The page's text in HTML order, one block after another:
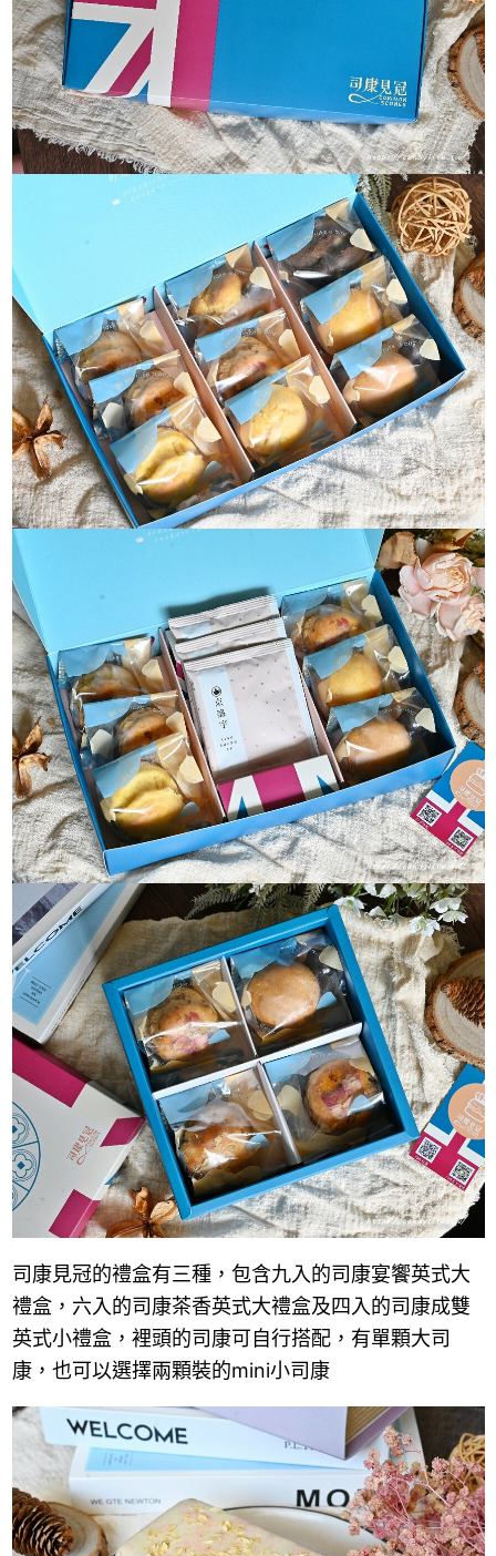
司康見冠的禮盒有三種，包含九入的司康宴饗英式大
禮盒，六入的司康茶香英式大禮盒及四入的司康成雙
英式小禮盒，裡頭的司康可自行搭配，有單顆大司
康，也可以選擇兩顆裝的mini小司康